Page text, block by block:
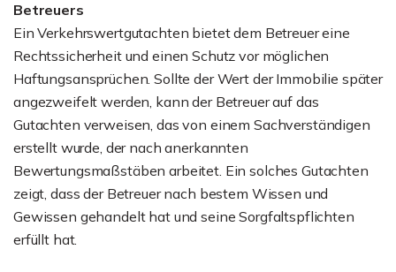
Betreuers
Ein Verkehrswertgutachten bietet dem Betreuer eine
Rechtssicherheit und einen Schutz vor möglichen
Haftungsansprüchen. Sollte der Wert der Immobilie später
angezweifelt werden, kann der Betreuer auf das
Gutachten verweisen, das von einem Sachverständigen
erstellt wurde, der nach anerkannten
Bewertungsmaßstäben arbeitet. Ein solches Gutachten
zeigt, dass der Betreuer nach bestem Wissen und
Gewissen gehandelt hat und seine Sorgfaltspflichten
erfüllt hat.